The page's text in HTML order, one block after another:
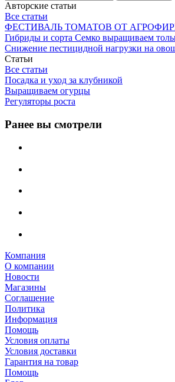
Авторские статьи
Все статьи
ФЕСТИВАЛЬ ТОМАТОВ ОТ
Гибриды и сорта Семко выращиваем
Снижение пестицидной нагрузки на
Статьи
Все статьи
Посадка и уход за клубникой
Выращиваем огурцы
Регуляторы роста
Ранее вы смотрели
Компания
О компании
Новости
Магазины
Соглашение
Политика
Информация
Помощь
Условия оплаты
Условия доставки
Гарантия на товар
Помощь